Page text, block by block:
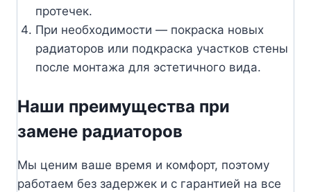
протечек.
При необходимости — покраска новых
радиаторов или подкраска участков стены
после монтажа для эстетичного вида.
Наши преимущества при
замене радиаторов
Мы ценим ваше время и комфорт, поэтому
работаем без задержек и с гарантией на все